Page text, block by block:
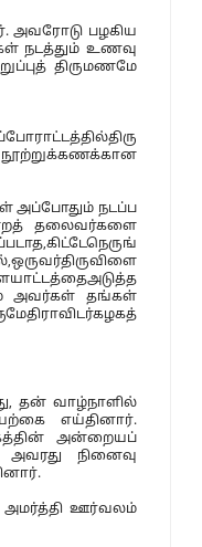
அவரோடு பழகிய
நடத்தும் உணவு
திருமணமே
அப்போதும் நடப்ப
தலைவர்களை
அவர்கள் தங்கள்
தன் வாழ்நாளில்
எய்தினார்.
அன்றையப்
அவரது நினைவு
அமர்த்தி ஊர்வலம்